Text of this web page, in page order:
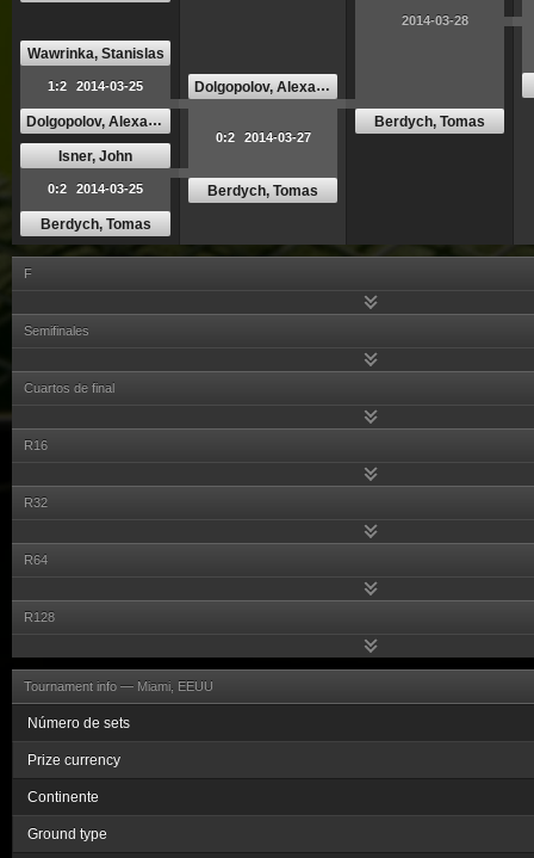
Wawrinka, Stanislas
1:2 2014-03-25
Dolgopolov, Alexandr
Isner, John
0:2 2014-03-25
Berdych, Tomas
Dolgopolov, Alexandr
0:2 2014-03-27
Berdych, Tomas
2014-03-28
Berdych, Tomas
F
Semifinales
Cuartos de final
R16
R32
R64
R128
Tournament info — Miami, EEUU
Número de sets
Prize currency
Continente
Ground type